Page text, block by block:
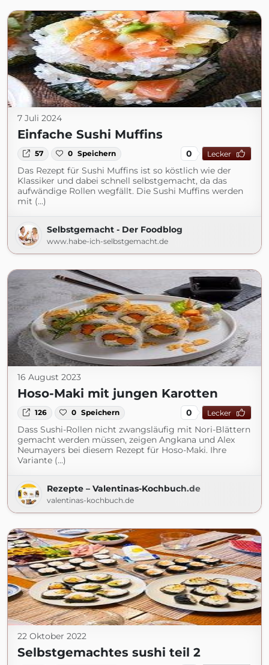
7 Juli 2024
Einfache Sushi Muffins
57 0 Speichern 0 Lecker
Das Rezept für Sushi Muffins ist so köstlich wie der
Klassiker und dabei schnell selbstgemacht, da das
aufwändige Rollen wegfällt. Die Sushi Muffins werden
mit (...)
Selbstgemacht - Der Foodblog
www.habe-ich-selbstgemacht.de
16 August 2023
Hoso-Maki mit jungen Karotten
126 0 Speichern 0 Lecker
Dass Sushi-Rollen nicht zwangsläufig mit Nori-Blättern
gemacht werden müssen, zeigen Angkana und Alex
Neumayers bei diesem Rezept für Hoso-Maki. Ihre
Variante (...)
Rezepte – Valentinas-Kochbuch.de
valentinas-kochbuch.de
22 Oktober 2022
Selbstgemachtes sushi teil 2